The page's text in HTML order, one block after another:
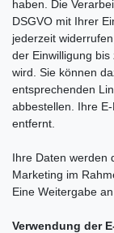
haben. Die
DSGVO mit Ihrer
jederzeit
der Einwilligung
wird. Sie können
entsprechenden
abbestellen. Ihre
entfernt.
Ihre Daten werden
Marketing im
Eine Weitergabe
Verwendung der